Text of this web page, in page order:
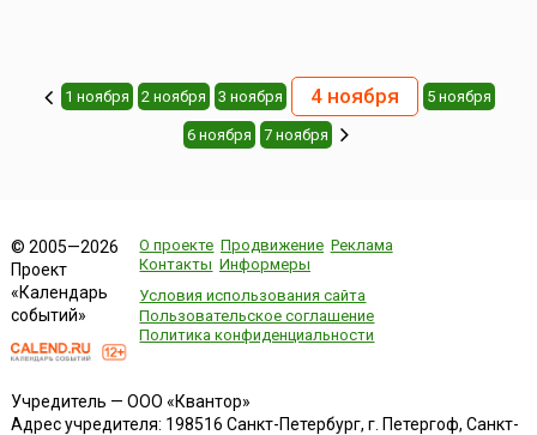
1 ноября 2 ноября 3 ноября 4 ноября 5 ноября
6 ноября 7 ноября
© 2005—2026
Проект
«Календарь
событий»
О проекте Продвижение Реклама
Контакты Информеры
Условия использования сайта
Пользовательское соглашение
Политика конфиденциальности
Учредитель — ООО «Квантор»
Адрес учредителя: 198516 Санкт-Петербург, г. Петергоф, Санкт-